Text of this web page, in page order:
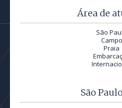
Área de
São
Campo
Praia
São